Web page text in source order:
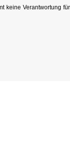
keine Verantwortung für